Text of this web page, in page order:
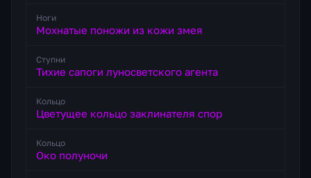
Ноги
Мохнатые поножи из кожи змея
Ступни
Тихие сапоги луносветского агента
Кольцо
Цветущее кольцо заклинателя спор
Кольцо
Око полуночи